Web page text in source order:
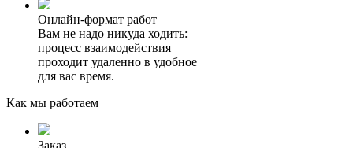
Онлайн-формат работ
Вам не надо никуда ходить:
процесс взаимодействия
проходит удаленно в удобное
для вас время.
Как мы работаем
Заказ